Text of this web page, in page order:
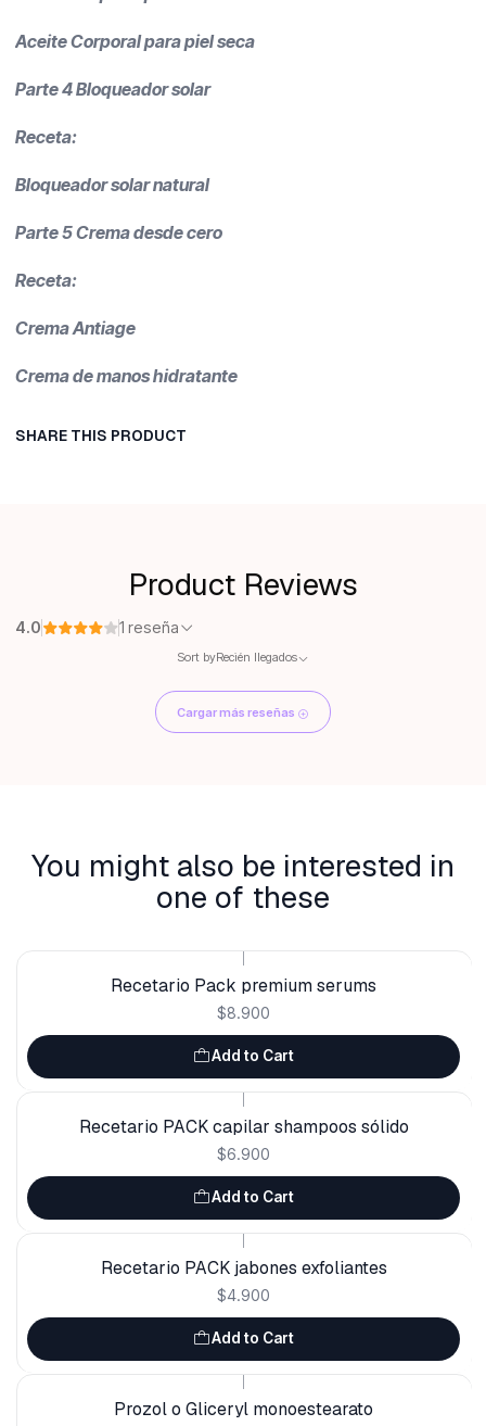
Aceite Corporal para piel seca
Parte 4 Bloqueador solar
Receta:
Bloqueador solar natural
Parte 5 Crema desde cero
Receta:
Crema Antiage
Crema de manos hidratante
SHARE THIS PRODUCT
Product Reviews
4.0 1 reseña
Sort byRecién llegados
Cargar más reseñas
You might also be interested in
one of these
Recetario Pack premium serums
$8.900
Add to Cart
Recetario PACK capilar shampoos sólido
$6.900
Add to Cart
Recetario PACK jabones exfoliantes
$4.900
Add to Cart
Prozol o Gliceryl monoestearato